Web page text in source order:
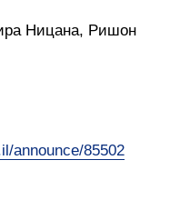
Ницана, Ришон
announce/85502